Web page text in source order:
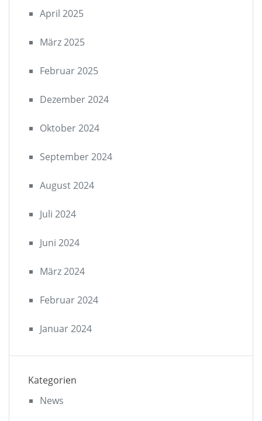
April 2025
März 2025
Februar 2025
Dezember 2024
Oktober 2024
September 2024
August 2024
Juli 2024
Juni 2024
März 2024
Februar 2024
Januar 2024
Kategorien
News